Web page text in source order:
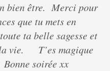
bien être. Merci pour
que tu mets en
ta belle sagesse et
vie. T’es magique
soirée xx